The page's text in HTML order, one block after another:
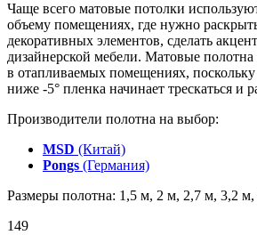
Чаще всего матовые потолки
объему помещениях, где нужно
декоративных элементов, сделать
дизайнерской мебели. Матовые полотна
в отапливаемых помещениях,
ниже -5° пленка начинает трескаться и
Производители полотна на выбор:
MSD (Китай)
Pongs (Германия)
Размеры полотна: 1,5 м, 2 м, 2,7 м, 3,2
149